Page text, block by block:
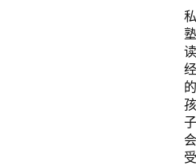
私
塾
读
经
的
孩
子
会
受